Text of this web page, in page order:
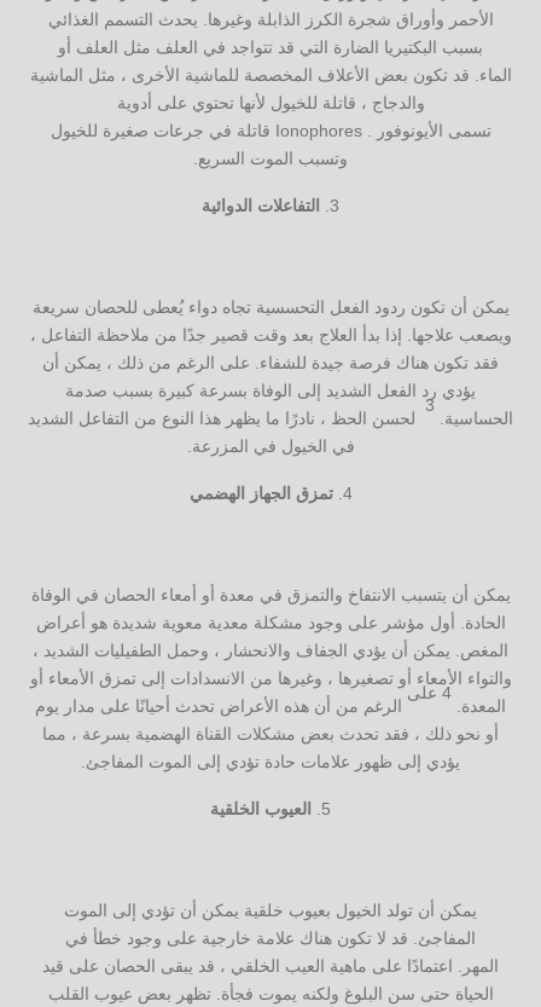
الأحمر وأوراق شجرة الكرز الذابلة وغيرها. يحدث التسمم الغذائي
بسبب البكتيريا الضارة التي قد تتواجد في العلف مثل العلف أو
الماء. قد تكون بعض الأعلاف المخصصة للماشية الأخرى ، مثل الماشية
والدجاج ، قاتلة للخيول لأنها تحتوي على أدوية
تسمى الأيونوفور . Ionophores قاتلة في جرعات صغيرة للخيول
وتسبب الموت السريع.
التفاعلات الدوائية
يمكن أن تكون ردود الفعل التحسسية تجاه دواء يُعطى للحصان سريعة
ويصعب علاجها. إذا بدأ العلاج بعد وقت قصير جدًا من ملاحظة التفاعل ،
فقد تكون هناك فرصة جيدة للشفاء. على الرغم من ذلك ، يمكن أن
يؤدي رد الفعل الشديد إلى الوفاة بسرعة كبيرة بسبب صدمة
الحساسية.
3
لحسن الحظ ، نادرًا ما يظهر هذا النوع من التفاعل الشديد
في الخيول في المزرعة.
تمزق الجهاز الهضمي
يمكن أن يتسبب الانتفاخ والتمزق في معدة أو أمعاء الحصان في الوفاة
الحادة. أول مؤشر على وجود مشكلة معدية معوية شديدة هو أعراض
المغص. يمكن أن يؤدي الجفاف والانحشار ، وحمل الطفيليات الشديد ،
والتواء الأمعاء أو تصغيرها ، وغيرها من الانسدادات إلى تمزق الأمعاء أو
المعدة.
4 على
الرغم من أن هذه الأعراض تحدث أحيانًا على مدار يوم
أو نحو ذلك ، فقد تحدث بعض مشكلات القناة الهضمية بسرعة ، مما
يؤدي إلى ظهور علامات حادة تؤدي إلى الموت المفاجئ.
العيوب الخلقية
يمكن أن تولد الخيول بعيوب خلقية يمكن أن تؤدي إلى الموت
المفاجئ. قد لا تكون هناك علامة خارجية على وجود خطأ في
المهر. اعتمادًا على ماهية العيب الخلقي ، قد يبقى الحصان على قيد
الحياة حتى سن البلوغ ولكنه يموت فجأة. تظهر بعض عيوب القلب